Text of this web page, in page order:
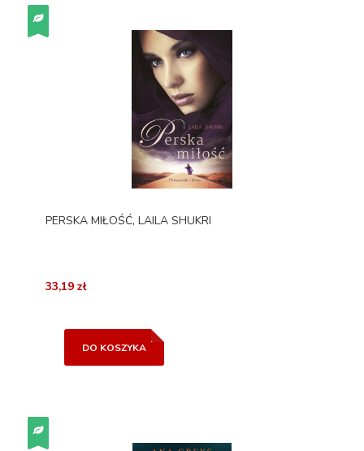
PERSKA MIŁOŚĆ, LAILA SHUKRI
33,19 zł
DO KOSZYKA